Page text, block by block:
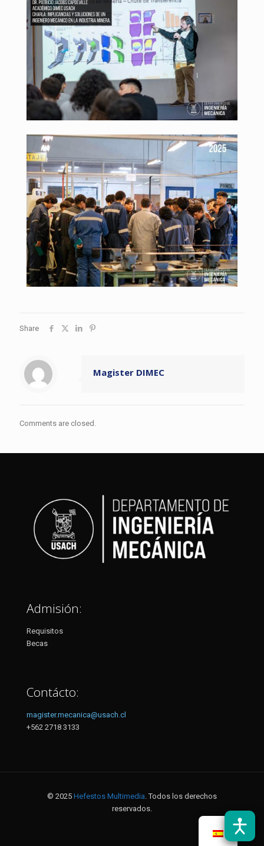
Share
Magister DIMEC
Comments are closed.
Admisión:
Requisitos
Becas
Contácto:
magister.mecanica@usach.cl
+562 2718 3133
© 2025 Hefestos Multimedia. Todos los derechos
reservados.